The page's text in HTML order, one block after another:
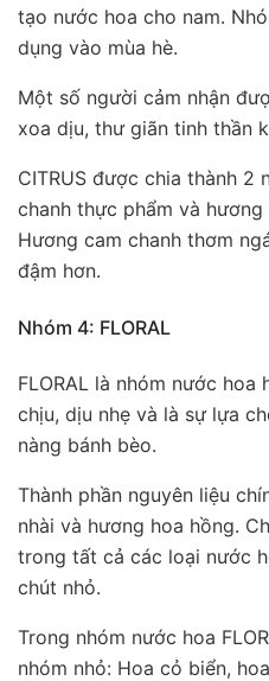
tạo nước hoa cho nam.
dụng vào mùa hè.
Một số người cảm nhận
xoa dịu, thư giãn tinh thần
CITRUS được chia thành 2
chanh thực phẩm và
Hương cam chanh thơm
đậm hơn.
Nhóm 4: FLORAL
FLORAL là nhóm nước
chịu, dịu nhẹ và là sự lựa
nàng bánh bèo.
Thành phần nguyên liệu
nhài và hương hoa hồng.
trong tất cả các loại nước
chút nhỏ.
Trong nhóm nước hoa
nhóm nhỏ: Hoa cỏ biển,